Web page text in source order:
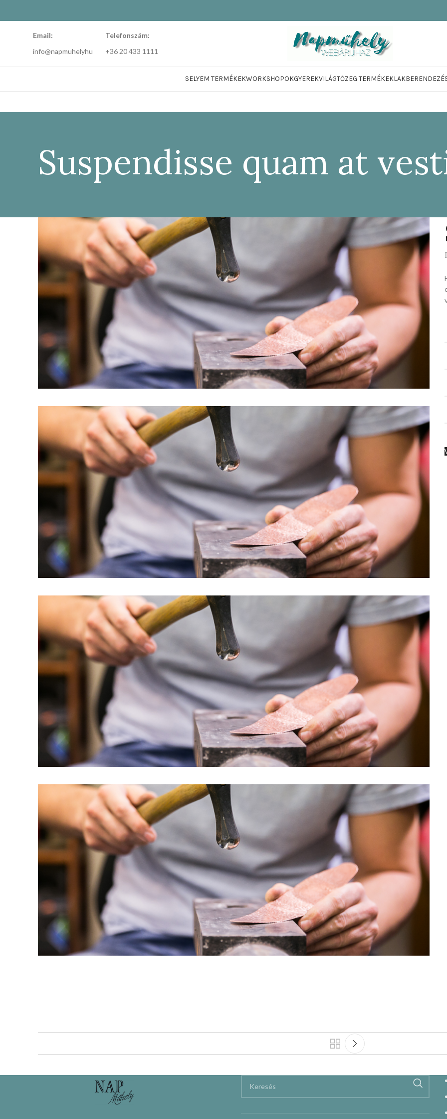
Email:
info@napmuhelyhu
Telefonszám:
+36 20 433 1111
SELYEM TERMÉKEKWORKSHOPOKGYEREKVILÁGTŐZEG TERMÉKEK
Suspendisse quam at